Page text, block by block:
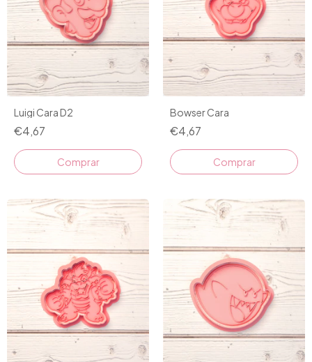
Luigi Cara D2
€4,67
Comprar
Bowser Cara
€4,67
Comprar